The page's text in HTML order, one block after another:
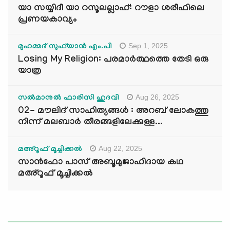
യാ സയ്യിദീ യാ റസൂലല്ലാഹ്: റൗളാ ശരീഫിലെ
പ്രണയകാവ്യം
മുഹമ്മദ് സുഫ്‌യാൻ എം.പി Sep 1, 2025
Losing My Religion: പരമാർത്ഥത്തെ തേടി ഒരു
യാത്ര
സൽമാനുൽ ഫാരിസി ഹുദവി Aug 26, 2025
02- മൗലിദ് സാഹിത്യങ്ങൾ : അറബ് ലോകത്തു
നിന്ന് മലബാർ തീരങ്ങളിലേക്കുള്ള...
മഅ്റൂഫ് മൂച്ചിക്കല്‍ Aug 22, 2025
സാൻഫോ പാസ് അബൂമുജാഹിദായ കഥ
മഅ്റൂഫ് മൂച്ചിക്കല്‍